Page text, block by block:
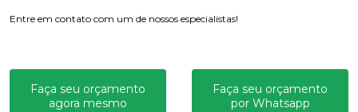
Entre em contato com um de nossos especialistas!
Faça seu orçamento
agora mesmo
Faça seu orçamento
por Whatsapp